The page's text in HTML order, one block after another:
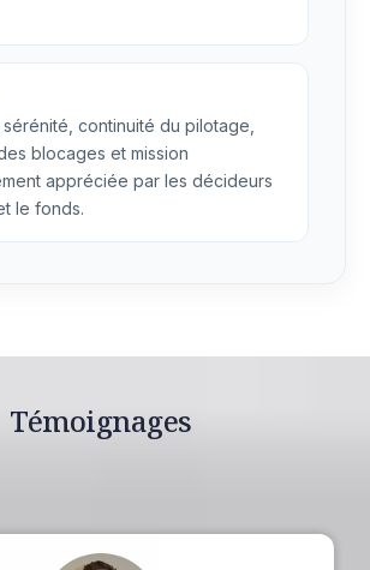
continuité du pilotage,
blocages et mission
appréciée par les décideurs
le fonds.
Témoignages